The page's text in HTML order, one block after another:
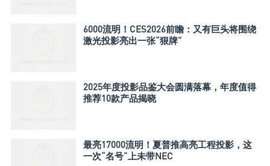
6000流明！CES2026前瞻：又有巨头将围绕
激光投影亮出一张“狠牌”
2025年度投影品鉴大会圆满落幕，年度值得
推荐10款产品揭晓
最亮17000流明！夏普推高亮工程投影，这
一次“名号”上未带NEC